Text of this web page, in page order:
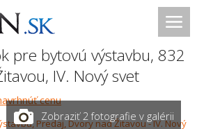
pre bytovú výstavbu, 832
, IV. Nový svet
cenu
Zobraziť 2 fotografie v galérii